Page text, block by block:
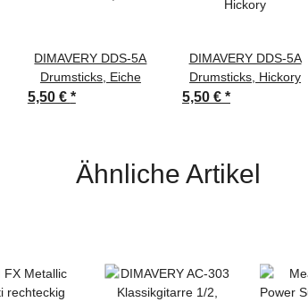
DIMAVERY DDS-5A
Drumsticks, Eiche
5,50 € *
DIMAVERY DDS-5A
Drumsticks, Hickory
5,50 € *
Ähnliche Artikel